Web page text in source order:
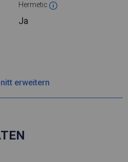
Hermetic
Ja
erweitern